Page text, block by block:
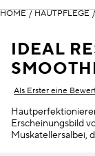
HYDRASKIN
Hautpflegeroutine
Alle Shoppen
Reiniger und Toner
Augen- und
Linien und
Gemischte Haut
Stimulskin Plus
Essential Oil Elixir
Ideal Resource
OLIVIA SZMIDT
DIE
HOME / HAUTPFLEGE /
IDEAL
Als Erster eine
Erscheinungsbild
Muskatellersalbei,